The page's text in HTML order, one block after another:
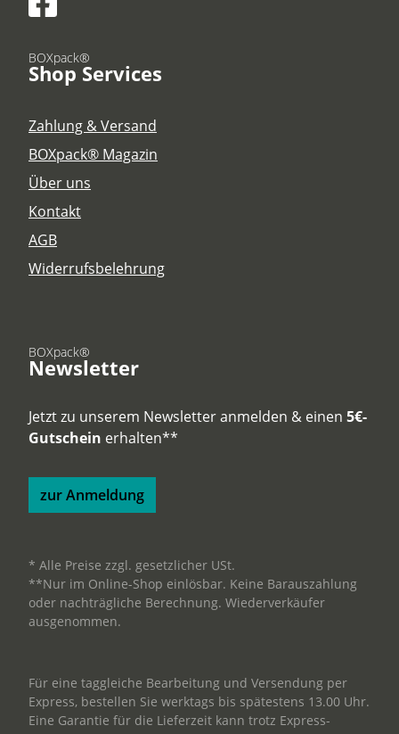
BOXpack®
Shop Services
Zahlung & Versand
BOXpack® Magazin
Über uns
Kontakt
AGB
Widerrufsbelehrung
BOXpack®
Newsletter
Jetzt zu unserem Newsletter anmelden & einen 5€-
Gutschein erhalten**
zur Anmeldung
* Alle Preise zzgl. gesetzlicher USt.
**Nur im Online-Shop einlösbar. Keine Barauszahlung
oder nachträgliche Berechnung. Wiederverkäufer
ausgenommen.
Für eine taggleiche Bearbeitung und Versendung per
Express, bestellen Sie werktags bis spätestens 13.00 Uhr.
Eine Garantie für die Lieferzeit kann trotz Express-